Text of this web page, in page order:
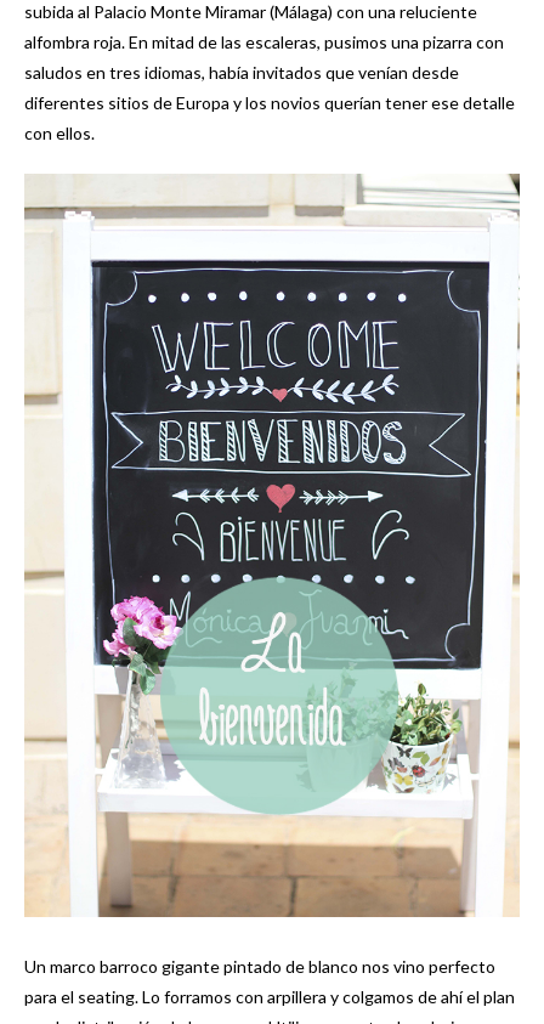
subida al Palacio Monte Miramar (Málaga) con una reluciente
alfombra roja. En mitad de las escaleras, pusimos una pizarra con
saludos en tres idiomas, había invitados que venían desde
diferentes sitios de Europa y los novios querían tener ese detalle
con ellos.
Un marco barroco gigante pintado de blanco nos vino perfecto
para el seating. Lo forramos con arpillera y colgamos de ahí el plan